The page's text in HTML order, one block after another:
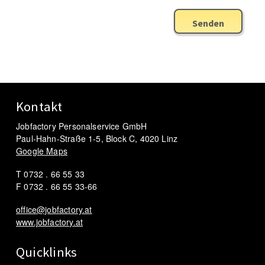
Senden
Kontakt
Jobfactory Personalservice GmbH
Paul-Hahn-Straße 1-5, Block C, 4020 Linz
Google Maps
T 0732 . 66 55 33
F 0732 . 66 55 33-66
office@jobfactory.at
www.jobfactory.at
Quicklinks